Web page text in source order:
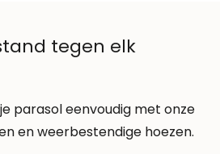
tegen elk
parasol eenvoudig met onze
en weerbestendige hoezen.